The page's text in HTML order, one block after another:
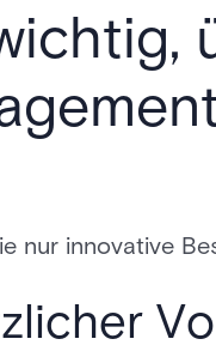
nur innovative